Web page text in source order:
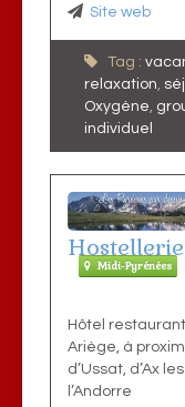
Site web
Tag :
relaxation,
Oxygène,
individuel
Midi-Pyrénées
Hôtel
Ariège, à
d’Ussat, d’Ax
l’Andorre